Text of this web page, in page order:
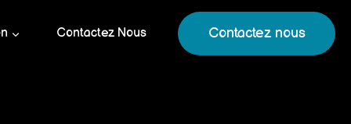
Contactez Nous Contactez nous